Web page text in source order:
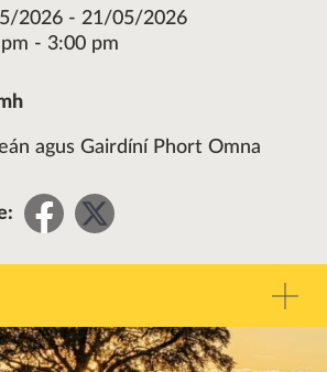
2026 - 21/05/2026
- 3:00 pm
agus Gairdíní Phort Omna
Share
on
Share
on